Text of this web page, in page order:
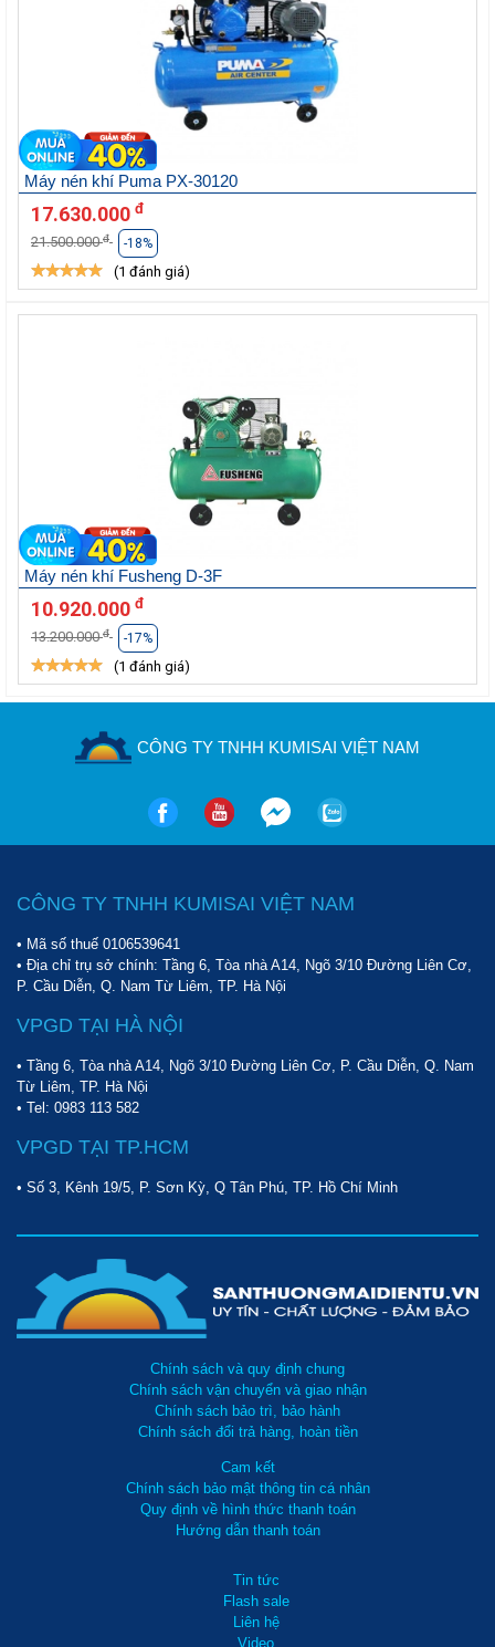
Máy nén khí Puma PX-30120
17.630.000 đ
21.500.000đ -18%
(1 đánh giá)
Máy nén khí Fusheng D-3F
10.920.000 đ
13.200.000đ -17%
(1 đánh giá)
CÔNG TY TNHH KUMISAI VIỆT NAM
CÔNG TY TNHH KUMISAI VIỆT NAM
• Mã số thuế 0106539641
• Địa chỉ trụ sở chính: Tầng 6, Tòa nhà A14, Ngõ 3/10 Đường Liên Cơ,
P. Cầu Diễn, Q. Nam Từ Liêm, TP. Hà Nội
VPGD TẠI HÀ NỘI
• Tầng 6, Tòa nhà A14, Ngõ 3/10 Đường Liên Cơ, P. Cầu Diễn, Q. Nam
Từ Liêm, TP. Hà Nội
• Tel: 0983 113 582
VPGD TẠI TP.HCM
• Số 3, Kênh 19/5, P. Sơn Kỳ, Q Tân Phú, TP. Hồ Chí Minh
Chính sách và quy định chung
Chính sách vận chuyển và giao nhận
Chính sách bảo trì, bảo hành
Chính sách đổi trả hàng, hoàn tiền
Cam kết
Chính sách bảo mật thông tin cá nhân
Quy định về hình thức thanh toán
Hướng dẫn thanh toán
Tin tức
Flash sale
Liên hệ
Video